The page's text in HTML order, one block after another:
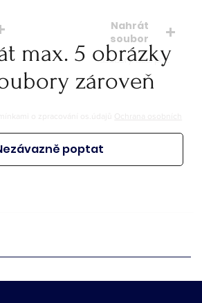
Nahrát
soubor
soubory: doc. pdf.
max. 5 obrázky
zároveň
o zpracování os.údajů
Ochrana osobních
poptat